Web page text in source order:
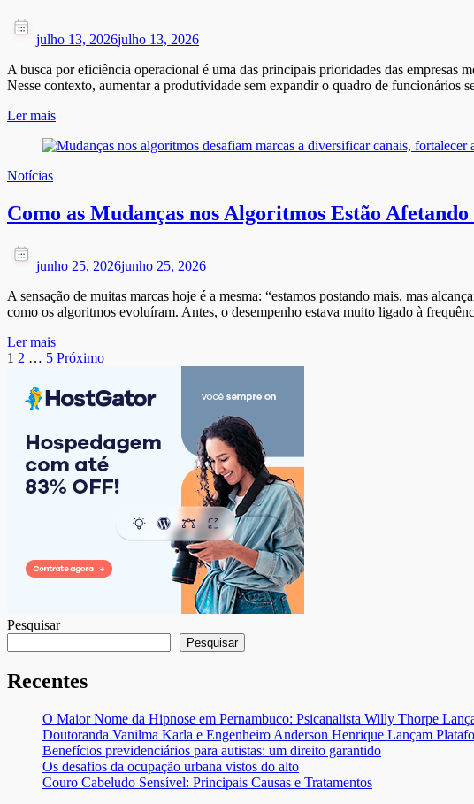
julho 13, 2026julho 13, 2026
A busca por eficiência operacional é uma das principais prioridades das empresas
Nesse contexto, aumentar a produtividade sem expandir o quadro de funcionários
Ler mais
Notícias
Como as Mudanças nos Algoritmos Estão
junho 25, 2026junho 25, 2026
A sensação de muitas marcas hoje é a mesma: “estamos postando mais, mas
como os algoritmos evoluíram. Antes, o desempenho estava muito ligado à
Ler mais
Paginação
posts
Página
1 Página
2 … Página
5 Próximo
Pesquisar
Pesquisar
Recentes
O Maior Nome da Hipnose em Pernambuco: Psicanalista Willy Thorpe
Doutoranda Vanilma Karla e Engenheiro Anderson Henrique Lançam
Benefícios previdenciários para autistas: um direito garantido
Os desafios da ocupação urbana vistos do alto
Couro Cabeludo Sensível: Principais Causas e Tratamentos